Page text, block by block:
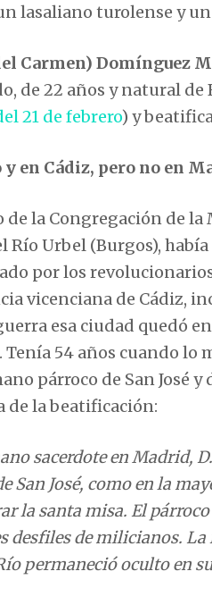
lasaliano turolense y
Carmen) Domínguez
de 22 años y natural
21 de febrero) y
en Cádiz, pero no en
de la Congregación de
Río Urbel (Burgos),
por los
vicenciana de Cádiz,
esa ciudad quedó
54 años cuando lo
párroco de San José
de la beatificación:
sacerdote en Madrid,
San José, como en la
la santa misa. El
desfiles de milicianos.
permaneció oculto en su